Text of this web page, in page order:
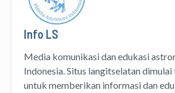
Info LS
Media komunikasi dan edukasi
Indonesia. Situs langitselatan
untuk memberikan informasi dan